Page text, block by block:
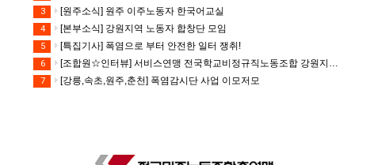
3 [원주소식] 원주 이주노동자 한국어교실
4 [본부소식] 강원지역 노동자 합창단 모임
5 [특집기사] 폭염으로 부터 안전한 일터 쟁취!
6 [조합원☆인터뷰] 서비스연맹 전국학교비정규직노동조합 강원지부 김유미 춘천지회장
7 [강릉,속초,원주,춘천] 폭염감시단 사업 이모저모